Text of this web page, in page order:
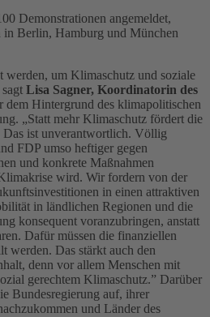
Demonstrationen angemeldet,
in Berlin, Hamburg und München
werden, um Klimaschutz und soziale
Lisa Sagner, Koordinatorin des
dem Hintergrund des klimapolitischen
„Statt mehr Klimaschutz fördert die
Das ist unverantwortlich. Völlig
FDP umso heftiger gegen
und konkrete Maßnahmen
wird. Wir fordern von der
in einen attraktiven
in ländlichen Regionen und die
konsequent voranzubringen, anstatt
Dafür müssen die finanziellen
werden. Das stärkt auch den
denn vor allem Menschen mit
gerechtem Klimaschutz.” Darüber
Bundesregierung auf, ihrer
und Länder des